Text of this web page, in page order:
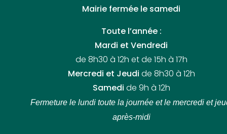
Mairie fermée le samedi
Toute l’année :
Mardi et Vendredi
de 8h30 à 12h et de 15h à 17h
Mercredi et Jeudi de 8h30 à 12h
Samedi de 9h à 12h
Fermeture le lundi toute la journée et le mercredi et
après-midi